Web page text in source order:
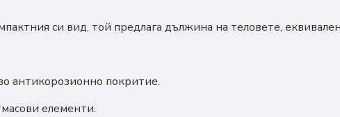
си вид, той предлага дължина на теловете,
антикорозионно покритие.
елементи.